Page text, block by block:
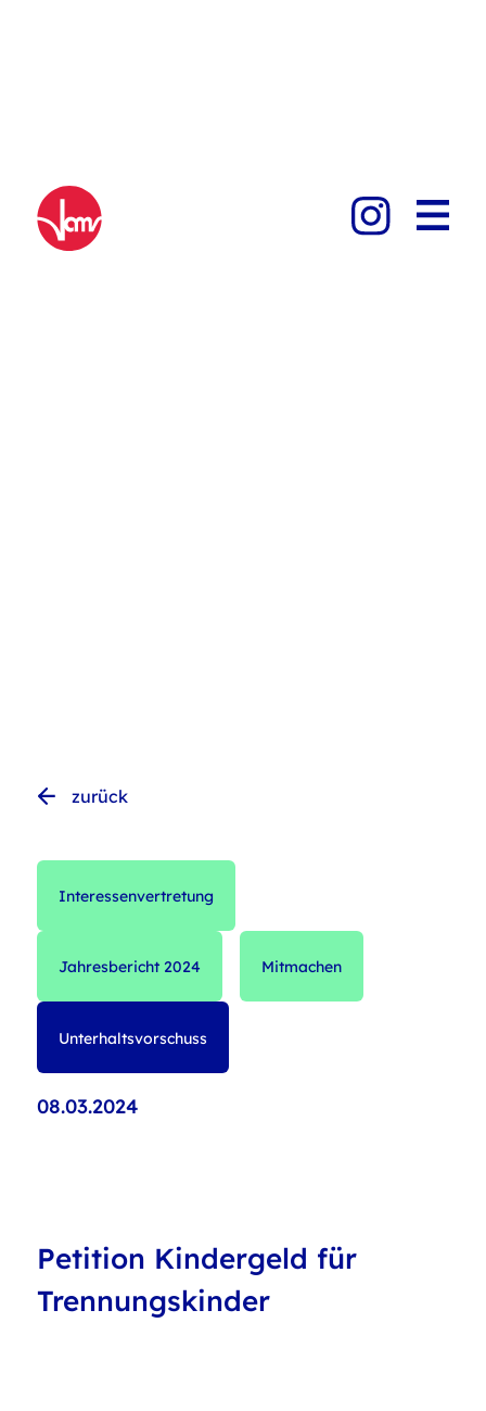
zurück
Interessenvertretung
Jahresbericht 2024 Mitmachen
Unterhaltsvorschuss
08.03.2024
Petition Kindergeld für
Trennungskinder